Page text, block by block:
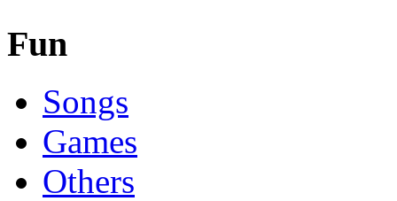
Fun
Songs
Games
Others